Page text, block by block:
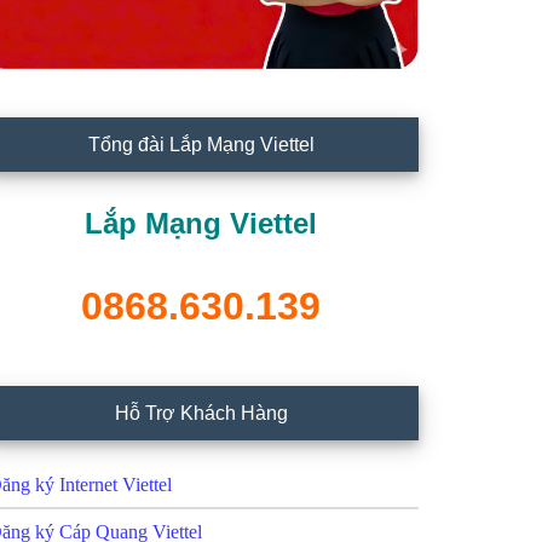
Tổng đài Lắp Mạng Viettel
Lắp Mạng Viettel
0868.630.139
Hỗ Trợ Khách Hàng
ký Internet Viettel
ký Cáp Quang Viettel